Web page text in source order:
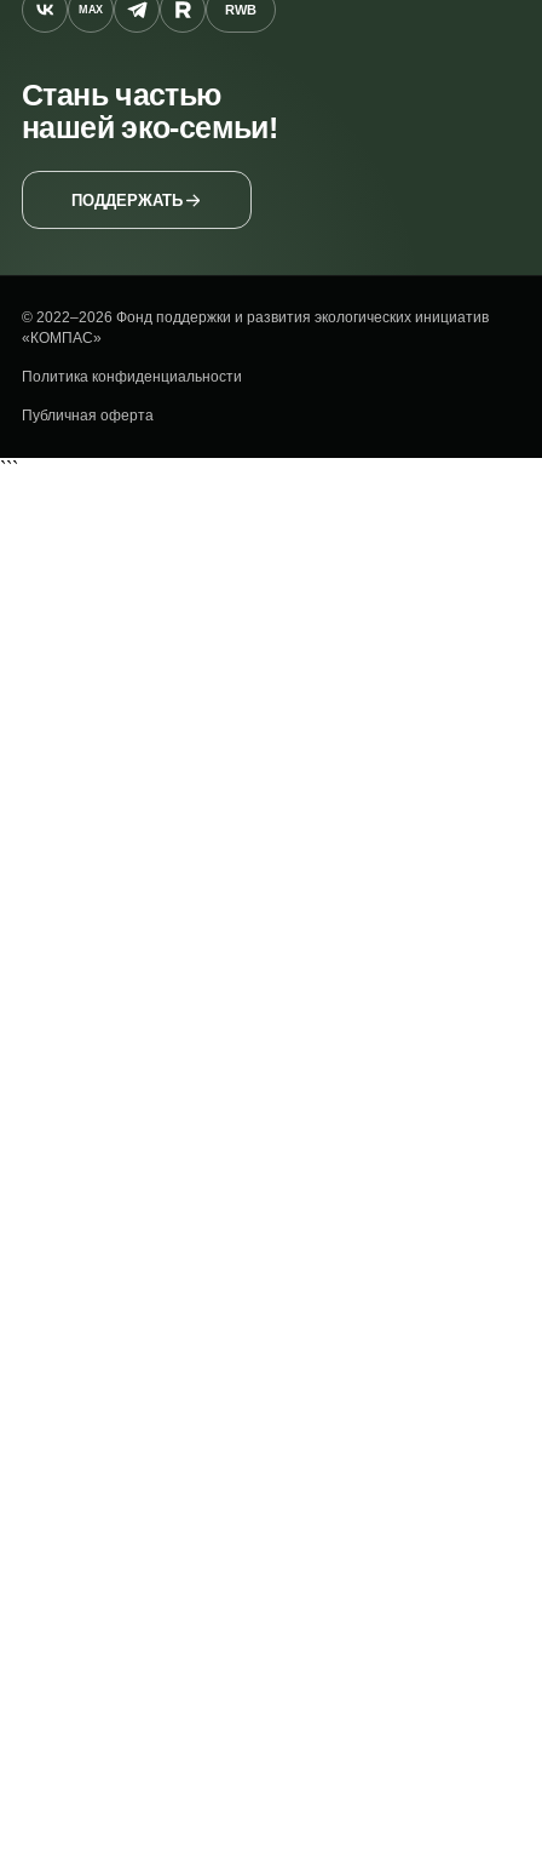
MAX RWB
Стань частью
нашей эко-семьи!
ПОДДЕРЖАТЬ
© 2022–2026 Фонд поддержки и развития экологических инициатив
«КОМПАС»
Политика конфиденциальности
Публичная оферта
```